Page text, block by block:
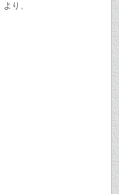
り、